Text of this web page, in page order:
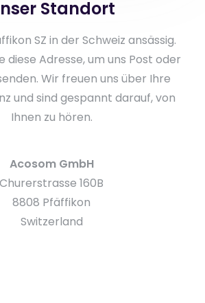
Standort
SZ in der Schweiz ansässig.
diese Adresse, um uns Post oder
Wir freuen uns über Ihre
und sind gespannt darauf, von
Ihnen zu hören.
Acosom GmbH
Churerstrasse 160B
8808 Pfäffikon
Switzerland